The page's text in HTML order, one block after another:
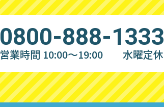
0800-888-1333
営業時間 10:00～19:00 水曜定休